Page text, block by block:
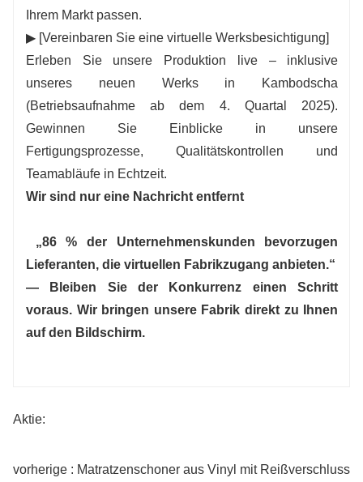
Ihrem Markt passen.
▶ [Vereinbaren Sie eine virtuelle Werksbesichtigung]
Erleben Sie unsere Produktion live – inklusive
unseres neuen Werks in Kambodscha
(Betriebsaufnahme ab dem 4. Quartal 2025).
Gewinnen Sie Einblicke in unsere
Fertigungsprozesse, Qualitätskontrollen und
Teamabläufe in Echtzeit.
Wir sind nur eine Nachricht entfernt
„86 % der Unternehmenskunden bevorzugen
Lieferanten, die virtuellen Fabrikzugang anbieten.“
— Bleiben Sie der Konkurrenz einen Schritt
voraus. Wir bringen unsere Fabrik direkt zu Ihnen
auf den Bildschirm.
Aktie:
vorherige : Matratzenschoner aus Vinyl mit Reißverschluss